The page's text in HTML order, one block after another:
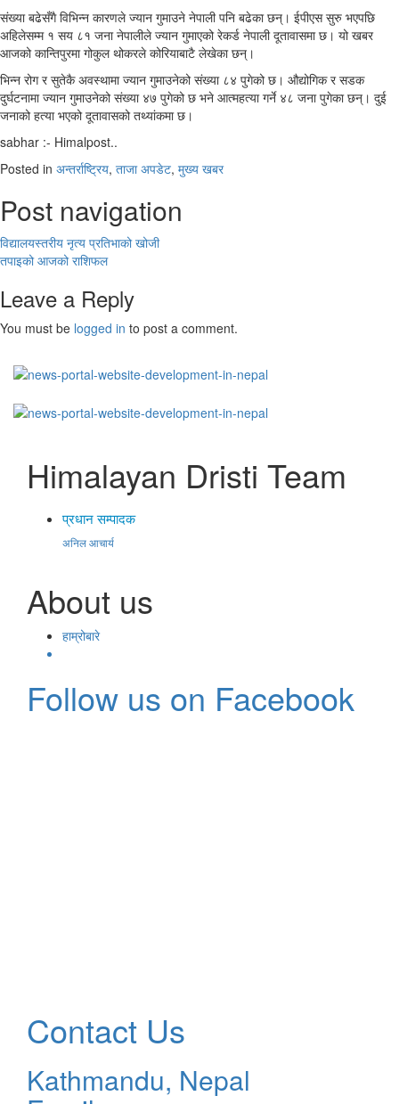
संख्या बढेसँगै विभिन्न कारणले ज्यान गुमाउने नेपाली पनि बढेका छन्। ईपीएस सुरु भएपछि
अहिलेसम्म १ सय ८१ जना नेपालीले ज्यान गुमाएको रेकर्ड नेपाली दूतावासमा छ। यो खबर
आजको कान्तिपुरमा गोकुल थोकरले कोरियाबाटै लेखेका छन्।
भिन्न रोग र सुतेकै अवस्थामा ज्यान गुमाउनेको संख्या ८४ पुगेको छ। औद्योगिक र सडक
दुर्घटनामा ज्यान गुमाउनेको संख्या ४७ पुगेको छ भने आत्महत्या गर्ने ४८ जना पुगेका छन्। दुई
जनाको हत्या भएको दूतावासको तथ्यांकमा छ।
sabhar :- Himalpost..
Posted in अन्तर्राष्ट्रिय, ताजा अपडेट, मुख्य खबर
Post navigation
विद्यालयस्तरीय नृत्य प्रतिभाको खोजी
तपाइको आजको राशिफल
Leave a Reply
You must be logged in to post a comment.
Himalayan Dristi Team
प्रधान सम्पादक
अनिल आचार्य
About us
हाम्रोबारे
Follow us on Facebook
Contact Us
Kathmandu, Nepal